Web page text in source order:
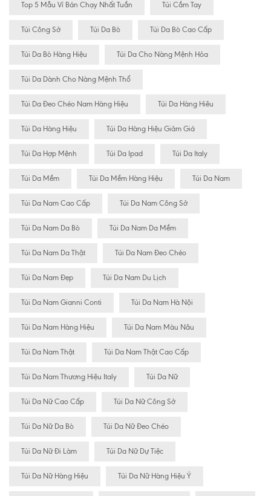
Top 5 Mẫu Ví Bán Chạy Nhất Tuần Túi Cầm Tay
Túi Công Sở Túi Da Bò Túi Da Bò Cao Cấp
Túi Da Bò Hàng Hiệu Túi Da Cho Nàng Mệnh Hỏa
Túi Da Dành Cho Nàng Mệnh Thổ
Túi Da Đeo Chéo Nam Hàng Hiệu Túi Da Hàng Hiêu
Túi Da Hàng Hiệu Túi Da Hàng Hiệu Giảm Giá
Túi Da Hợp Mệnh Túi Da Ipad Túi Da Italy
Túi Da Mềm Túi Da Mềm Hàng Hiệu Túi Da Nam
Túi Da Nam Cao Cấp Túi Da Nam Công Sở
Túi Da Nam Da Bò Túi Da Nam Da Mềm
Túi Da Nam Da Thật Túi Da Nam Đeo Chéo
Túi Da Nam Đẹp Túi Da Nam Du Lịch
Túi Da Nam Gianni Conti Túi Da Nam Hà Nội
Túi Da Nam Hàng Hiệu Túi Da Nam Màu Nâu
Túi Da Nam Thật Túi Da Nam Thật Cao Cấp
Túi Da Nam Thương Hiệu Italy Túi Da Nữ
Túi Da Nữ Cao Cấp Túi Da Nữ Công Sở
Túi Da Nữ Da Bò Túi Da Nữ Đeo Chéo
Túi Da Nữ Đi Làm Túi Da Nữ Dự Tiệc
Túi Da Nữ Hàng Hiệu Túi Da Nữ Hàng Hiệu Ý